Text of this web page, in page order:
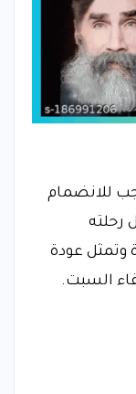
للانضمام
رحلته
وتمثل عودة
السبت.